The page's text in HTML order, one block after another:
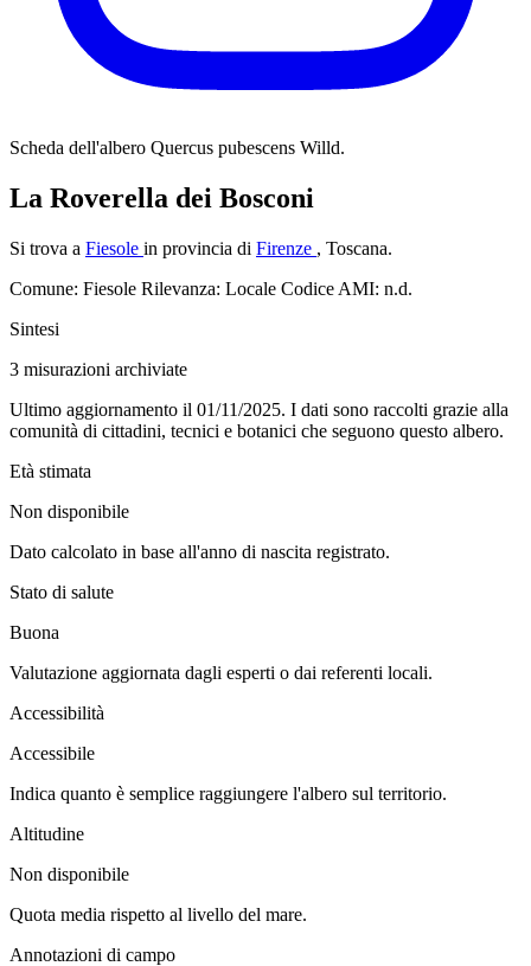
Scheda dell'albero Quercus pubescens Willd.
La Roverella dei Bosconi
Si trova a Fiesole in provincia di Firenze , Toscana.
Comune: Fiesole Rilevanza: Locale Codice AMI: n.d.
Sintesi
3 misurazioni archiviate
Ultimo aggiornamento il 01/11/2025. I dati sono raccolti grazie alla
comunità di cittadini, tecnici e botanici che seguono questo albero.
Età stimata
Non disponibile
Dato calcolato in base all'anno di nascita registrato.
Stato di salute
Buona
Valutazione aggiornata dagli esperti o dai referenti locali.
Accessibilità
Accessibile
Indica quanto è semplice raggiungere l'albero sul territorio.
Altitudine
Non disponibile
Quota media rispetto al livello del mare.
Annotazioni di campo